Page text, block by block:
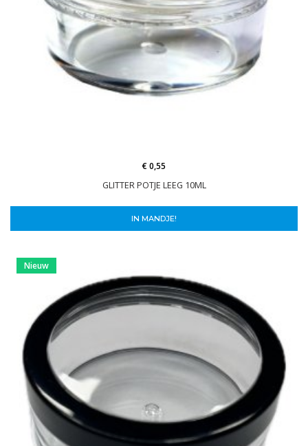
GLITTER POTJE LEEG 10ML
€ 0,55
IN MANDJE!
Nieuw